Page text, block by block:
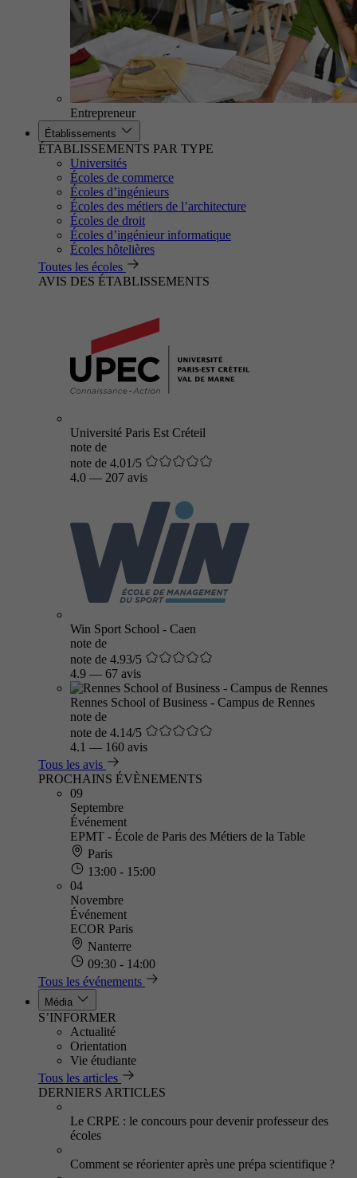
Entrepreneur
Établissements
ÉTABLISSEMENTS PAR TYPE
Universités
Écoles de commerce
Écoles d’ingénieurs
Écoles des métiers de l’architecture
Écoles de droit
Écoles d’ingénieur informatique
Écoles hôtelières
Toutes les écoles
AVIS DES ÉTABLISSEMENTS
Université Paris Est Créteil
note de
note de 4.01/5
4.0 — 207 avis
Win Sport School - Caen
note de
note de 4.93/5
4.9 — 67 avis
Rennes School of Business - Campus de Rennes
note de
note de 4.14/5
4.1 — 160 avis
Tous les avis
PROCHAINS ÉVÈNEMENTS
09
Septembre
Événement
EPMT - École de Paris des Métiers de la Table
Paris
13:00 - 15:00
04
Novembre
Événement
ECOR Paris
Nanterre
09:30 - 14:00
Tous les événements
Média
S’INFORMER
Actualité
Orientation
Vie étudiante
Tous les articles
DERNIERS ARTICLES
Le CRPE : le concours pour devenir professeur des
écoles
Comment se réorienter après une prépa scientifique ?